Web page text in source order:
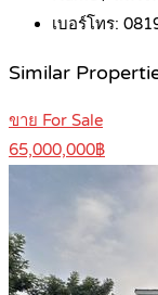
เบอร์โทร:
Similar
ขาย For Sale
65,000,000฿